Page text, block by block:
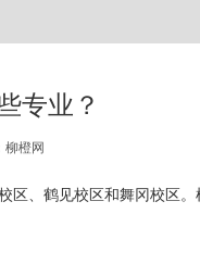
专业？
柳橙网
区、鹤见校区和舞冈校区